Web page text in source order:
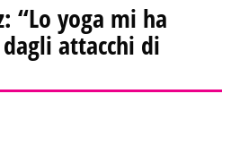
“Lo yoga mi ha
attacchi di